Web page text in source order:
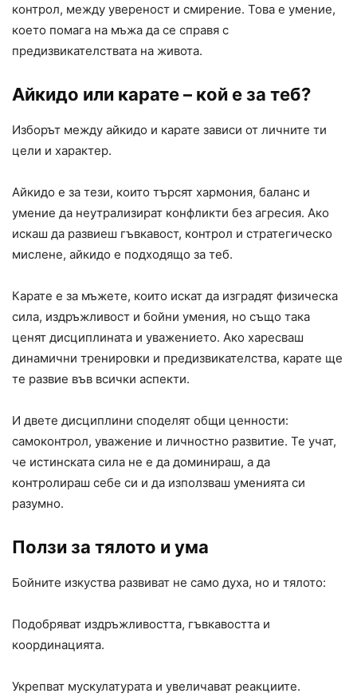
контрол, между увереност и смирение. Това е умение,
което помага на мъжа да се справя с
предизвикателствата на живота.
Айкидо или карате – кой е за теб?
Изборът между айкидо и карате зависи от личните ти
цели и характер.
Айкидо е за тези, които търсят хармония, баланс и
умение да неутрализират конфликти без агресия. Ако
искаш да развиеш гъвкавост, контрол и стратегическо
мислене, айкидо е подходящо за теб.
Карате е за мъжете, които искат да изградят физическа
сила, издръжливост и бойни умения, но също така
ценят дисциплината и уважението. Ако харесваш
динамични тренировки и предизвикателства, карате ще
те развие във всички аспекти.
И двете дисциплини споделят общи ценности:
самоконтрол, уважение и личностно развитие. Те учат,
че истинската сила не е да доминираш, а да
контролираш себе си и да използваш уменията си
разумно.
Ползи за тялото и ума
Бойните изкуства развиват не само духа, но и тялото:
Подобряват издръжливостта, гъвкавостта и
координацията.
Укрепват мускулатурата и увеличават реакциите.